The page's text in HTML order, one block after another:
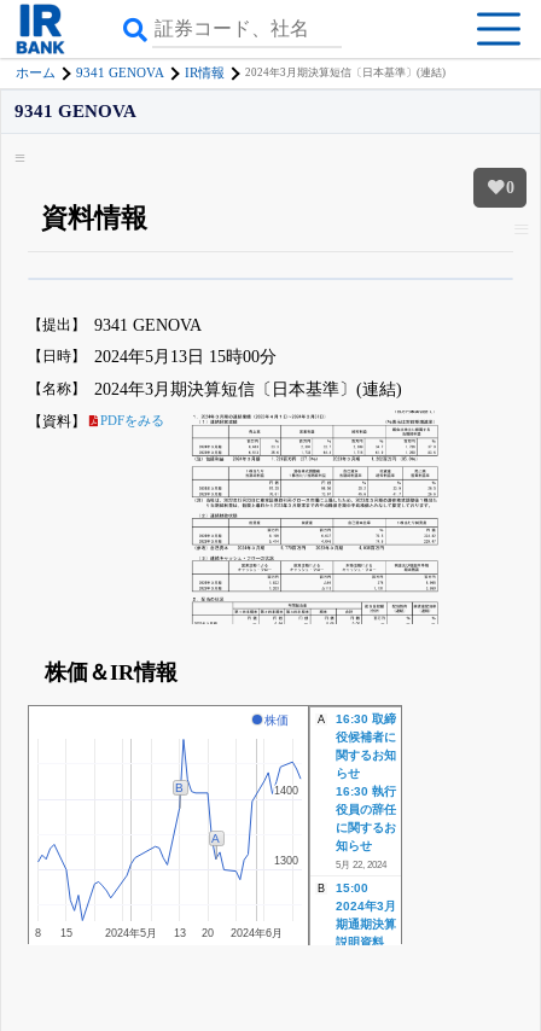
ホーム 9341 GENOVA IR情報 2024年3月期決算短信〔日本基準〕(連結)
0
9341 GENOVA
資料情報
詳しく見られる無料でβ版をはじめる
登録すると永久30%OFFと米株版の先行利用も付きます
【提出】 9341 GENOVA
【日時】 2024年5月13日 15時00分
【名称】 2024年3月期決算短信〔日本基準〕(連結)
【資料】 PDFをみる
株価＆IR情報
株価
2024年5月 2024年6月
8 15 13 20
1300
1300
1400
1400
B
A
A
16:30 取締
役候補者に
関するお知
らせ
16:30 執行
役員の辞任
に関するお
知らせ
5月 22, 2024
B
15:00
2024年3月
期通期決算
説明資料